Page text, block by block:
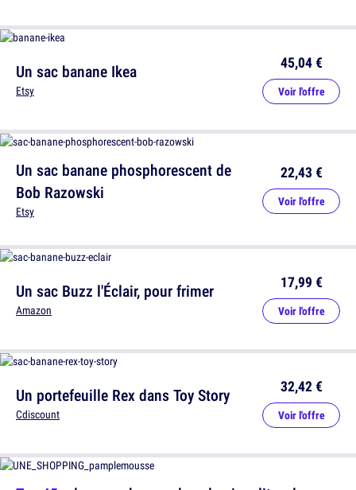
Un sac banane Ikea
Etsy
45,04 €
Voir l'offre
Un sac Buzz l'Éclair, pour frimer
Amazon
17,99 €
Voir l'offre
Un sac banane phosphorescent de
Bob Razowski
Etsy
22,43 €
Voir l'offre
Un portefeuille Rex dans Toy Story
Cdiscount
32,42 €
Voir l'offre